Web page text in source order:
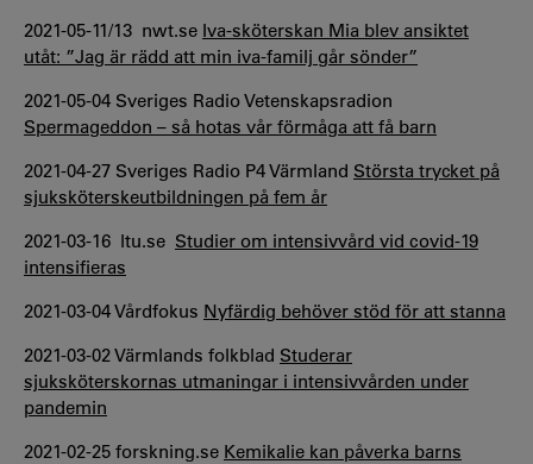
2021-05-11/13 nwt.se Iva-sköterskan Mia blev ansiktet
utåt: ”Jag är rädd att min iva-familj går sönder”
2021-05-04 Sveriges Radio Vetenskapsradion
Spermageddon – så hotas vår förmåga att få barn
2021-04-27 Sveriges Radio P4 Värmland Största trycket på
sjuksköterskeutbildningen på fem år
2021-03-16 ltu.se Studier om intensivvård vid covid-19
intensifieras
2021-03-04 Vårdfokus Nyfärdig behöver stöd för att stanna
2021-03-02 Värmlands folkblad Studerar
sjuksköterskornas utmaningar i intensivvården under
pandemin
2021-02-25 forskning.se Kemikalie kan påverka barns